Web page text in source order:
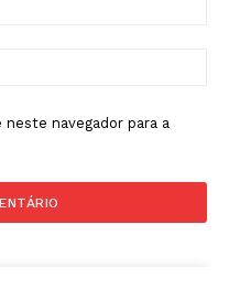
navegador para a